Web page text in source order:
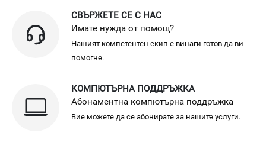
СВЪРЖЕТЕ СЕ С НАС
Имате нужда от помощ?
Нашият компетентен екип е винаги готов да ви
помогне.
КОМПЮТЪРНА ПОДДРЪЖКА
Абонаментна компютърна поддръжка
Вие можете да се абонирате за нашите услуги.